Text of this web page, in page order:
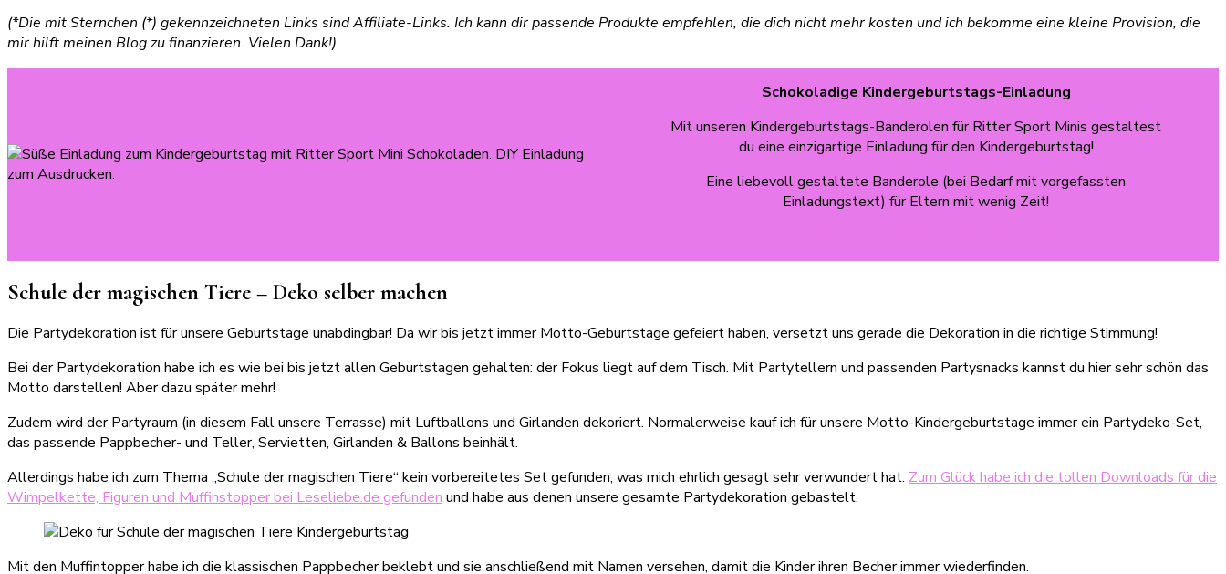
(*Die mit Sternchen (*) gekennzeichneten Links sind Affiliate-Links. Ich kann dir passende Produkte empfehlen, die dich nicht mehr kosten und ich bekomme eine kleine Provision, die
mir hilft meinen Blog zu finanzieren. Vielen Dank!)
Schokoladige Kindergeburtstags-Einladung
Mit unseren Kindergeburtstags-Banderolen für Ritter Sport Minis gestaltest
du eine einzigartige Einladung für den Kindergeburtstag!
Eine liebevoll gestaltete Banderole (bei Bedarf mit vorgefassten
Einladungstext) für Eltern mit wenig Zeit!
Schule der magischen Tiere – Deko selber machen
Die Partydekoration ist für unsere Geburtstage unabdingbar! Da wir bis jetzt immer Motto-Geburtstage gefeiert haben, versetzt uns gerade die Dekoration in die richtige Stimmung!
Bei der Partydekoration habe ich es wie bei bis jetzt allen Geburtstagen gehalten: der Fokus liegt auf dem Tisch. Mit Partytellern und passenden Partysnacks kannst du hier sehr schön das
Motto darstellen! Aber dazu später mehr!
Zudem wird der Partyraum (in diesem Fall unsere Terrasse) mit Luftballons und Girlanden dekoriert. Normalerweise kauf ich für unsere Motto-Kindergeburtstage immer ein Partydeko-Set,
das passende Pappbecher- und Teller, Servietten, Girlanden & Ballons beinhält.
Allerdings habe ich zum Thema „Schule der magischen Tiere“ kein vorbereitetes Set gefunden, was mich ehrlich gesagt sehr verwundert hat. Zum Glück habe ich die tollen Downloads für die
Wimpelkette, Figuren und Muffinstopper bei Leseliebe.de gefundenund habe aus denen unsere gesamte Partydekoration gebastelt.
Mit den Muffintopper habe ich die klassischen Pappbecher beklebt und sie anschließend mit Namen versehen, damit die Kinder ihren Becher immer wiederfinden.